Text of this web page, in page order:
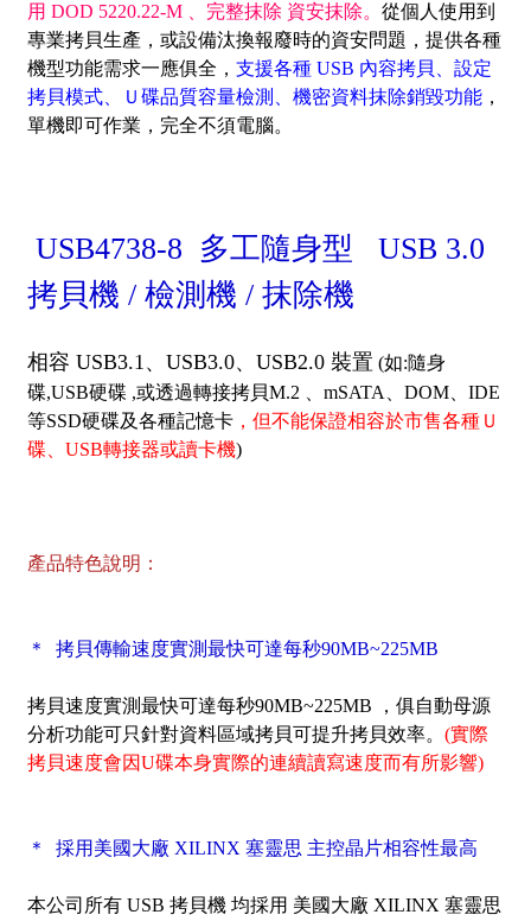
用 DOD 5220.22-M 、完整抹除 資安抹除。 從個人使用到
專業拷貝生產，或設備汰換報廢時的資安問題，提供各種
機型功能需求一應俱全， 支援各種 USB 內容拷貝、設定
拷貝模式、Ｕ碟品質容量檢測、機密資料抹除銷毀功能，
單機即可作業，完全不須電腦。
USB4738-8 多工隨身型 USB 3.0
拷貝機 / 檢測機 / 抹除機
相容 USB3.1、USB3.0、USB2.0 裝置 (如:隨身
碟,USB硬碟 ,或透過轉接拷貝M.2 、mSATA、DOM、IDE
等SSD硬碟及各種記憶卡，但不能保證相容於市售各種Ｕ
碟、USB轉接器或讀卡機)
產品特色說明：
＊ 拷貝傳輸速度實測最快可達每秒90MB~225MB
拷貝速度實測最快可達每秒90MB~225MB ，俱自動母源
分析功能可只針對資料區域拷貝可提升拷貝效率。 (實際
拷貝速度會因U碟本身實際的連續讀寫速度而有所影響)
＊ 採用美國大廠 XILINX 塞靈思 主控晶片相容性最高
本公司所有 USB 拷貝機 均採用 美國大廠 XILINX 塞靈思